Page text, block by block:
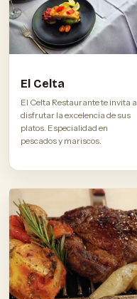
El Celta
El Celta Restaurante te invita a
disfrutar la excelencia de sus
platos. Especialidad en
pescados y mariscos.